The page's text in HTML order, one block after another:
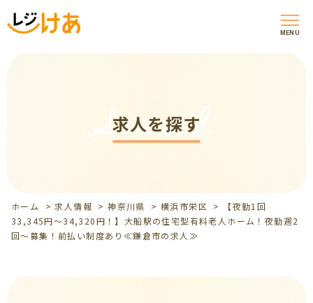
MENU
求人を探す
Search
ホーム >求人情報 >神奈川県 >横浜市栄区 >
【夜勤1回
33,345円～34,320円！】大船駅の住宅型有料老人ホーム！夜勤週2
回～募集！前払い制度あり≪鎌倉市の求人≫